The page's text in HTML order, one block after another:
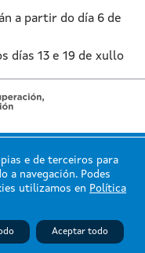
a partir do día 6 de
días 13 e 19 de xullo
en internet pola Xunta
e de terceiros para
a navegación. Podes
utilizamos en Política
Aceptar todo